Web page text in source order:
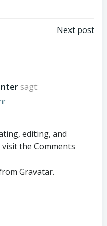
Next post
sagt:
editing, and
the Comments
Gravatar.